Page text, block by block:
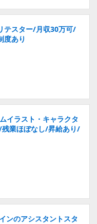
テスター/月収30万可/
度あり
イラスト・キャラクタ
業ほぼなし/昇給あり/
ンのアシスタントスタ